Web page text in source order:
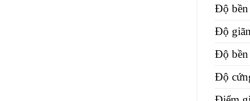
Độ
Độ
Độ bền
Độ